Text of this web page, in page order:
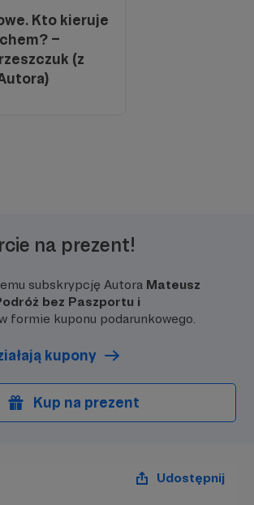
Kto kieruje
–
(z
na prezent!
subskrypcję Autora Mateusz
bez Paszportu i
formie kuponu podarunkowego.
kupony
Kup na prezent
Udostępnij